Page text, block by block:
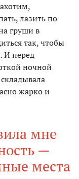
лазить по
груши в
так, чтобы
. И перед
ночной
жарко и
мне
—
места